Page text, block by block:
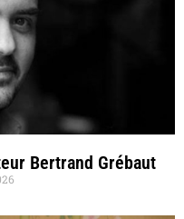
Bertrand Grébaut